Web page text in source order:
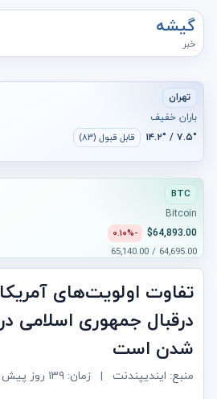
گیشه
خبر
تهران
باران خفیف
۷.۵° / ۱۴.۲° قابل قبول (۸۳)
BTC
Bitcoin
$64,893.00
-۰.۱۰%
64,695.00 / 65,140.00
تفاوت‌ اولویت‌های
درقبال جمهوری اسلامی
شدن است
منبع: ایندیپندنت | زمان: ۱۳۹ روز پیش